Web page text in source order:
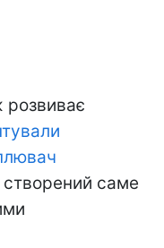
розвиває
створений саме